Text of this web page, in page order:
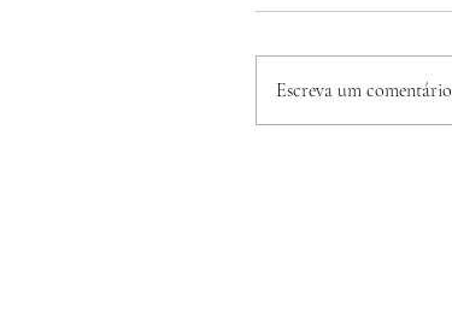
Escreva um comentário